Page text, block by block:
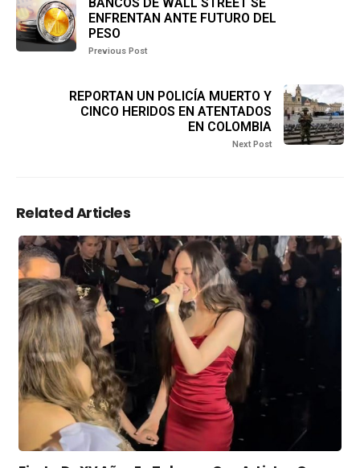
ENFRENTAN ANTE FUTURO DEL
PESO
Previous Post
REPORTAN UN POLICÍA MUERTO Y
CINCO HERIDOS EN ATENTADOS
EN COLOMBIA
Next Post
Related Articles